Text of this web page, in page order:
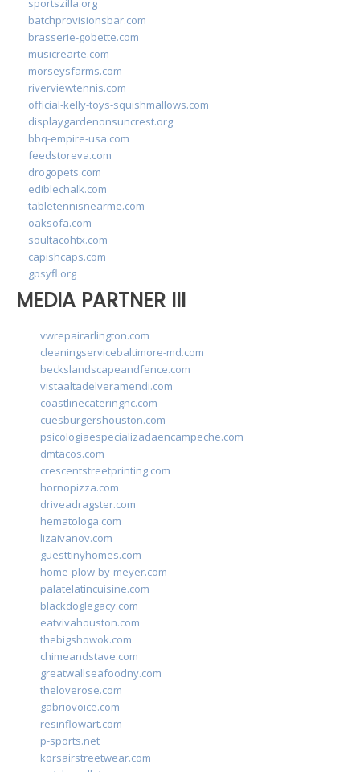
batchprovisionsbar.com
brasserie-gobette.com
musicrearte.com
morseysfarms.com
riverviewtennis.com
official-kelly-toys-squishmallows.com
displaygardenonsuncrest.org
bbq-empire-usa.com
feedstoreva.com
drogopets.com
ediblechalk.com
tabletennisnearme.com
oaksofa.com
soultacohtx.com
capishcaps.com
gpsyfl.org
MEDIA PARTNER III
vwrepairarlington.com
cleaningservicebaltimore-md.com
beckslandscapeandfence.com
vistaaltadelveramendi.com
coastlinecateringnc.com
cuesburgershouston.com
psicologiaespecializadaencampeche.com
dmtacos.com
crescentstreetprinting.com
hornopizza.com
driveadragster.com
hematologa.com
lizaivanov.com
guesttinyhomes.com
home-plow-by-meyer.com
palatelatincuisine.com
blackdoglegacy.com
eatvivahouston.com
thebigshowok.com
chimeandstave.com
greatwallseafoodny.com
theloverose.com
gabriovoice.com
resinflowart.com
p-sports.net
korsairstreetwear.com